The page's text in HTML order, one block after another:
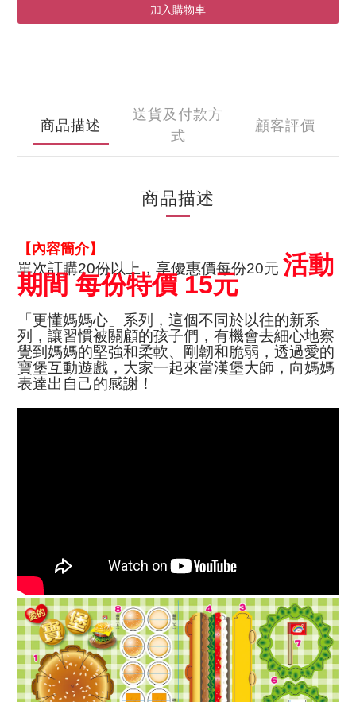
加入購物車
商品描述
送貨及付款方
式
顧客評價
商品描述
【內容簡介】
單次訂購20份以上，享優惠價每份20元 活動
期間 每份特價 15元
「更懂媽媽心」系列，這個不同於以往的新系
列，讓習慣被關顧的孩子們，有機會去細心地察
覺到媽媽的堅強和柔軟、剛韌和脆弱，透過愛的
寶堡互動遊戲，大家一起來當漢堡大師，向媽媽
表達出自己的感謝！